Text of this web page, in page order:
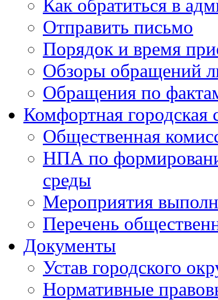
Как обратиться в
Отправить письмо
Порядок и время
Обзоры обращений
Обращения по
Комфортная городская
Общественная
НПА по
среды
Мероприятия
Перечень
Документы
Устав городского
Нормативные